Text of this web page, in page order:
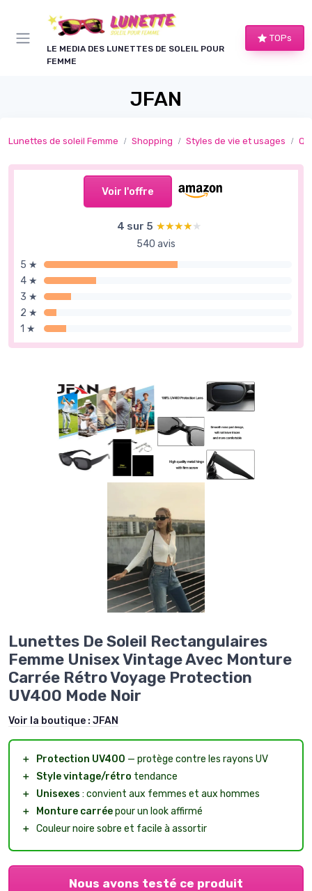
LE MEDIA DES LUNETTES DE SOLEIL POUR
FEMME
TOPs
JFAN
Lunettes de soleil Femme Shopping Styles de vie et usages
Voir l'offre
4 sur 5 ★★★★★
★★★★★
540 avis
5 ★
4 ★
3 ★
2 ★
1 ★
Lunettes De Soleil Rectangulaires
Femme Unisex Vintage Avec Monture
Carrée Rétro Voyage Protection
UV400 Mode Noir
Voir la boutique : JFAN
＋ Protection UV400 — protège contre les rayons UV
＋
Style vintage/rétro tendance
＋
Unisexes : convient aux femmes et aux hommes
＋
Monture carréepour un look affirmé
＋ Couleur noire sobre et facile à assortir
Nous avons testé ce produit